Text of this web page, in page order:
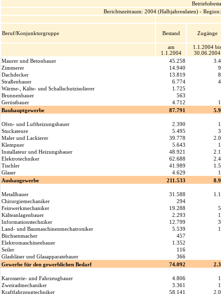
Berichtszeitraum: 2004 (Halbjahresdaten) -
Beruf/Konjunkturgruppe Bestand Zugänge
am
1.1.2004
1.1.2004 bis
30.06.2004
Maurer und Betonbauer
45.258
Zimmerer
14.940
Dachdecker
13.819
Straßenbauer
6.774
Wärme-, Kälte- und Schallschutzisolierer
1.725
Brunnenbauer
563
Gerüstbauer
4.712
Bauhauptgewerbe
87.791
Ofen- und Luftheizungsbauer 2.390
Stuckateure
5.495
Maler und Lackierer
39.778
Klempner
5.643
Installateur und Heizungsbauer
48.921
Elektrotechniker
62.688
Tischler
41.989
Glaser
4.629
Ausbaugewerbe
211.533
Metallbauer 31.588
Chirurgiemechaniker
294
Feinwerkmechaniker
19.288
Kälteanlagenbauer
2.293
Informationstechniker
12.799
Land- und Baumaschinenmechatroniker
5.539
Büchsenmacher
457
Elektromaschinenbauer
1.352
Seiler
116
Glasbläser und Glasapparatebauer
366
Gewerbe für den gewerblichen Bedarf
74.092
Karosserie- und Fahrzeugbauer 4.806
Zweiradmechaniker
3.361
Kraftfahrzeugtechniker
58.141